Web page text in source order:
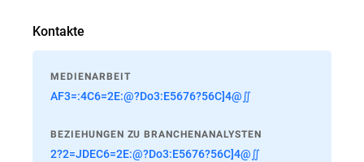
Kontakte
MEDIENARBEIT
AF3=:4C6=2E:@?Do3:E5676?56C]4@∬
BEZIEHUNGEN ZU BRANCHENANALYSTEN
2?2=JDEC6=2E:@?Do3:E5676?56C]4@∬